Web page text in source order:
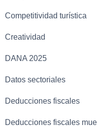
Competitividad turística
Creatividad
DANA 2025
Datos sectoriales
Deducciones fiscales
Deducciones fiscales